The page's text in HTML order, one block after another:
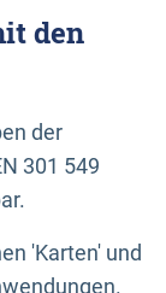
den
der
301 549
'Karten' und